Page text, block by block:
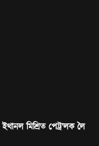
মিশ্ৰিত পেট্ৰ’লক লৈ